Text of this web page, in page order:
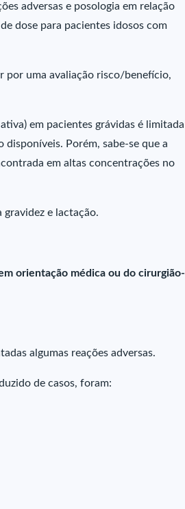
adversas e posologia em relação
dose para pacientes idosos com
por uma avaliação risco/benefício,
em pacientes grávidas é limitada
disponíveis. Porém, sabe-se que a
em altas concentrações no
gravidez e lactação.
orientação médica ou do cirurgião-
algumas reações adversas.
de casos, foram: